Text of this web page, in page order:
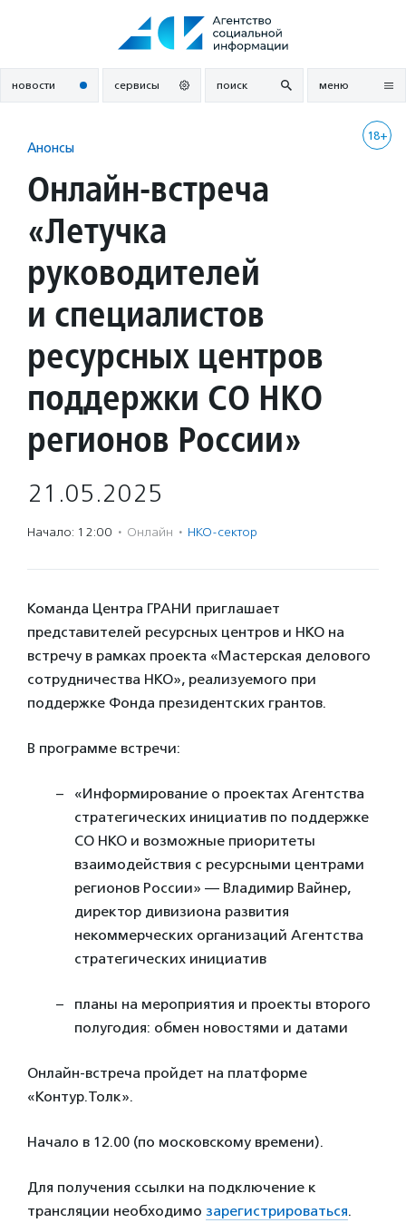
новости сервисы поиск меню
18+
Анонсы
Онлайн-встреча
«Летучка
руководителей
и специалистов
ресурсных центров
поддержки СО НКО
регионов России»
21.05.2025
Начало: 12:00 · Онлайн · НКО-сектор
Команда Центра ГРАНИ приглашает
представителей ресурсных центров и НКО на
встречу в рамках проекта «Мастерская делового
сотрудничества НКО», реализуемого при
поддержке Фонда президентских грантов.
В программе встречи:
«Информирование о проектах Агентства
стратегических инициатив по поддержке
СО НКО и возможные приоритеты
взаимодействия с ресурсными центрами
регионов России» — Владимир Вайнер,
директор дивизиона развития
некоммерческих организаций Агентства
стратегических инициатив
планы на мероприятия и проекты второго
полугодия: обмен новостями и датами
Онлайн-встреча пройдет на платформе
«Контур.Толк».
Начало в 12.00 (по московскому времени).
Для получения ссылки на подключение к
трансляции необходимо зарегистрироваться.